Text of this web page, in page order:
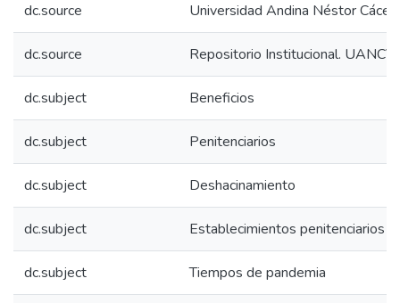
dc.source Universidad Andina Néstor
dc.source Repositorio Institucional. UANCV
dc.subject Beneficios
dc.subject Penitenciarios
dc.subject Deshacinamiento
dc.subject Establecimientos penitenciarios
dc.subject Tiempos de pandemia